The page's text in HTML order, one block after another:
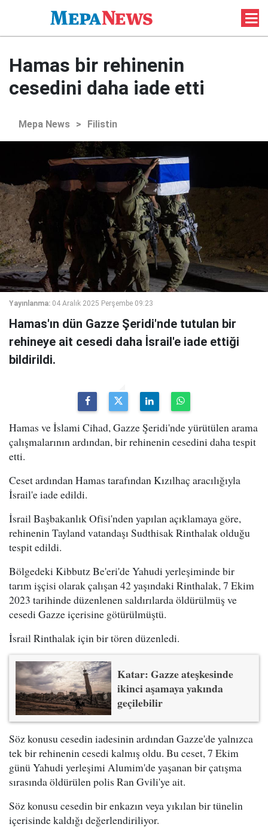
Hamas bir rehinenin
cesedini daha iade etti
Mepa News > Filistin
Yayınlanma: 04 Aralık 2025 Perşembe 09:23
Hamas'ın dün Gazze Şeridi'nde tutulan bir
rehineye ait cesedi daha İsrail'e iade ettiği
bildirildi.
Hamas ve İslami Cihad, Gazze Şeridi'nde yürütülen arama
çalışmalarının ardından, bir rehinenin cesedini daha tespit
etti.
Ceset ardından Hamas tarafından Kızılhaç aracılığıyla
İsrail'e iade edildi.
İsrail Başbakanlık Ofisi'nden yapılan açıklamaya göre,
rehinenin Tayland vatandaşı Sudthisak Rinthalak olduğu
tespit edildi.
Bölgedeki Kibbutz Be'eri'de Yahudi yerleşiminde bir
tarım işçisi olarak çalışan 42 yaşındaki Rinthalak, 7 Ekim
2023 tarihinde düzenlenen saldırılarda öldürülmüş ve
cesedi Gazze içerisine götürülmüştü.
İsrail Rinthalak için bir tören düzenledi.
Katar: Gazze ateşkesinde
ikinci aşamaya yakında
geçilebilir
Söz konusu cesedin iadesinin ardından Gazze'de yalnızca
tek bir rehinenin cesedi kalmış oldu. Bu ceset, 7 Ekim
günü Yahudi yerleşimi Alumim'de yaşanan bir çatışma
sırasında öldürülen polis Ran Gvili'ye ait.
Söz konusu cesedin bir enkazın veya yıkılan bir tünelin
içerisinde kaldığı değerlendiriliyor.